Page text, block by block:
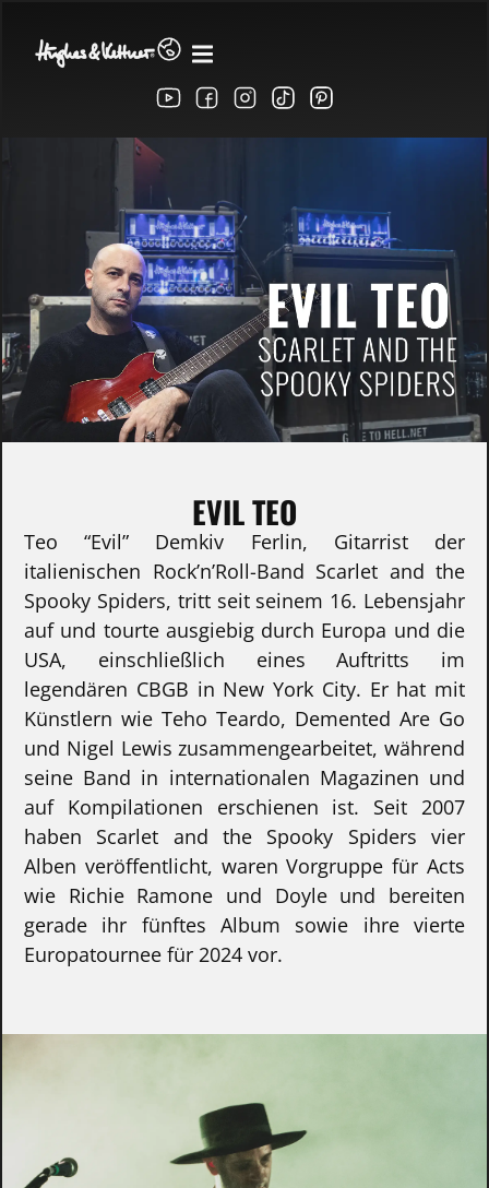
EVIL TEO
Teo “Evil” Demkiv Ferlin, Gitarrist der
italienischen Rock’n’Roll-Band Scarlet and the
Spooky Spiders, tritt seit seinem 16. Lebensjahr
auf und tourte ausgiebig durch Europa und die
USA, einschließlich eines Auftritts im
legendären CBGB in New York City. Er hat mit
Künstlern wie Teho Teardo, Demented Are Go
und Nigel Lewis zusammengearbeitet, während
seine Band in internationalen Magazinen und
auf Kompilationen erschienen ist. Seit 2007
haben Scarlet and the Spooky Spiders vier
Alben veröffentlicht, waren Vorgruppe für Acts
wie Richie Ramone und Doyle und bereiten
gerade ihr fünftes Album sowie ihre vierte
Europatournee für 2024 vor.